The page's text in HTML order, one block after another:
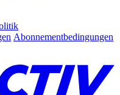
Abonnementbedingungen